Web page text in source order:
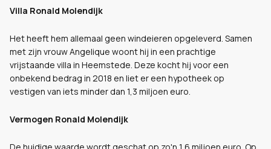
Villa Ronald Molendijk
Het heeft hem allemaal geen windeieren opgeleverd. Samen
met zijn vrouw Angelique woont hij in een prachtige
vrijstaande villa in Heemstede. Deze kocht hij voor een
onbekend bedrag in 2018 en liet er een hypotheek op
vestigen van iets minder dan 1,3 miljoen euro.
Vermogen Ronald Molendijk